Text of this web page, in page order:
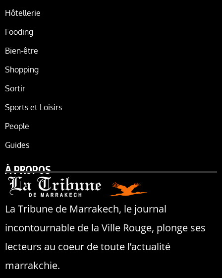
Hôtellerie
Fooding
Bien-être
Shopping
Sortir
Sports et Loisirs
People
Guides
À PROPOS
La Tribune de Marrakech, le journal
incontournable de la Ville Rouge, plonge ses
lecteurs au coeur de toute l’actualité
marrakchie.